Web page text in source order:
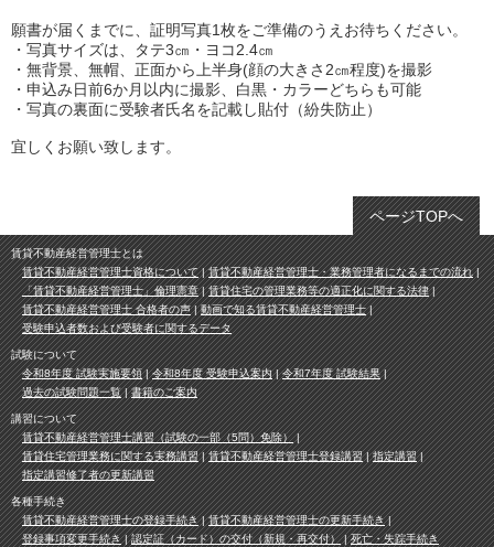
願書が届くまでに、証明写真1枚をご準備のうえお待ちください。
・写真サイズは、タテ3㎝・ヨコ2.4㎝
・無背景、無帽、正面から上半身(顔の大きさ2㎝程度)を撮影
・申込み日前6か月以内に撮影、白黒・カラーどちらも可能
・写真の裏面に受験者氏名を記載し貼付（紛失防止）
宜しくお願い致します。
ページTOPへ
賃貸不動産経営管理士とは
賃貸不動産経営管理士資格について
賃貸不動産経営管理士・業務管理者になるまでの流れ
「賃貸不動産経営管理士」倫理憲章
賃貸住宅の管理業務等の適正化に関する法律
賃貸不動産経営管理士 合格者の声
動画で知る賃貸不動産経営管理士
受験申込者数および受験者に関するデータ
試験について
令和8年度 試験実施要領
令和8年度 受験申込案内
令和7年度 試験結果
過去の試験問題一覧
書籍のご案内
講習について
賃貸不動産経営管理士講習（試験の一部（5問）免除）
賃貸住宅管理業務に関する実務講習
賃貸不動産経営管理士登録講習
指定講習
指定講習修了者の更新講習
各種手続き
賃貸不動産経営管理士の登録手続き
賃貸不動産経営管理士の更新手続き
登録事項変更手続き
認定証（カード）の交付（新規・再交付） 死亡・失踪手続き